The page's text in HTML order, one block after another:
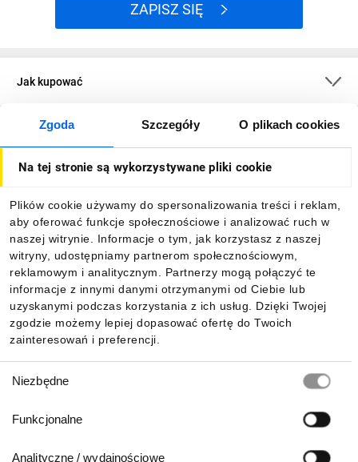
Zgoda Szczegóły O plikach cookies
Na tej stronie są wykorzystywane pliki cookie
Plików cookie używamy do spersonalizowania treści i reklam,
aby oferować funkcje społecznościowe i analizować ruch w
naszej witrynie. Informacje o tym, jak korzystasz z naszej
witryny, udostępniamy partnerom społecznościowym,
reklamowym i analitycznym. Partnerzy mogą połączyć te
informacje z innymi danymi otrzymanymi od Ciebie lub
uzyskanymi podczas korzystania z ich usług. Dzięki Twojej
zgodzie możemy lepiej dopasować ofertę do Twoich
zainteresowań i preferencji.
zgody
Niezbędne
Funkcjonalne
Analityczne / wydajnościowe
ZAPISZ SIĘ
Jak kupować
O firmie
Informacje
Pobierz naszą aplikację mobilną: